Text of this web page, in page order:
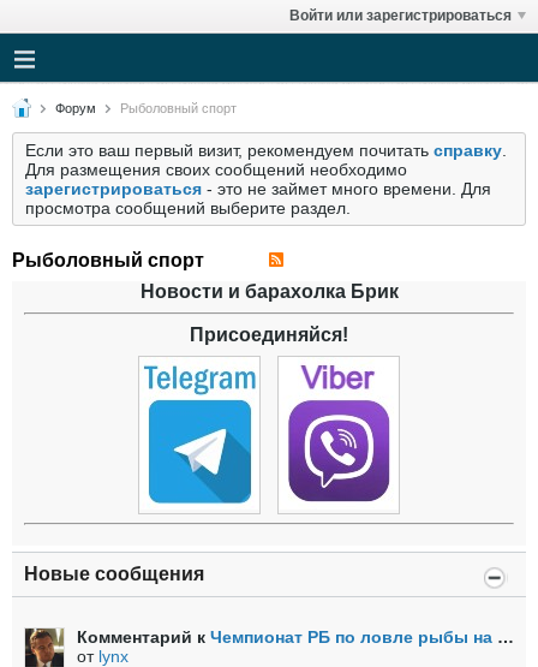
Войти или зарегистрироваться
Форум Рыболовный спорт
Если это ваш первый визит, рекомендуем почитать справку
Для размещения своих сообщений необходимо
зарегистрироваться - это не займет много времени. Для
просмотра сообщений выберите раздел.
Рыболовный спорт
Новости и барахолка Брик
Присоединяйся!
Новые сообщения
Комментарий к Чемпионат РБ по ловле рыбы на летнюю поплавочную удочку 2026 года
от lynx